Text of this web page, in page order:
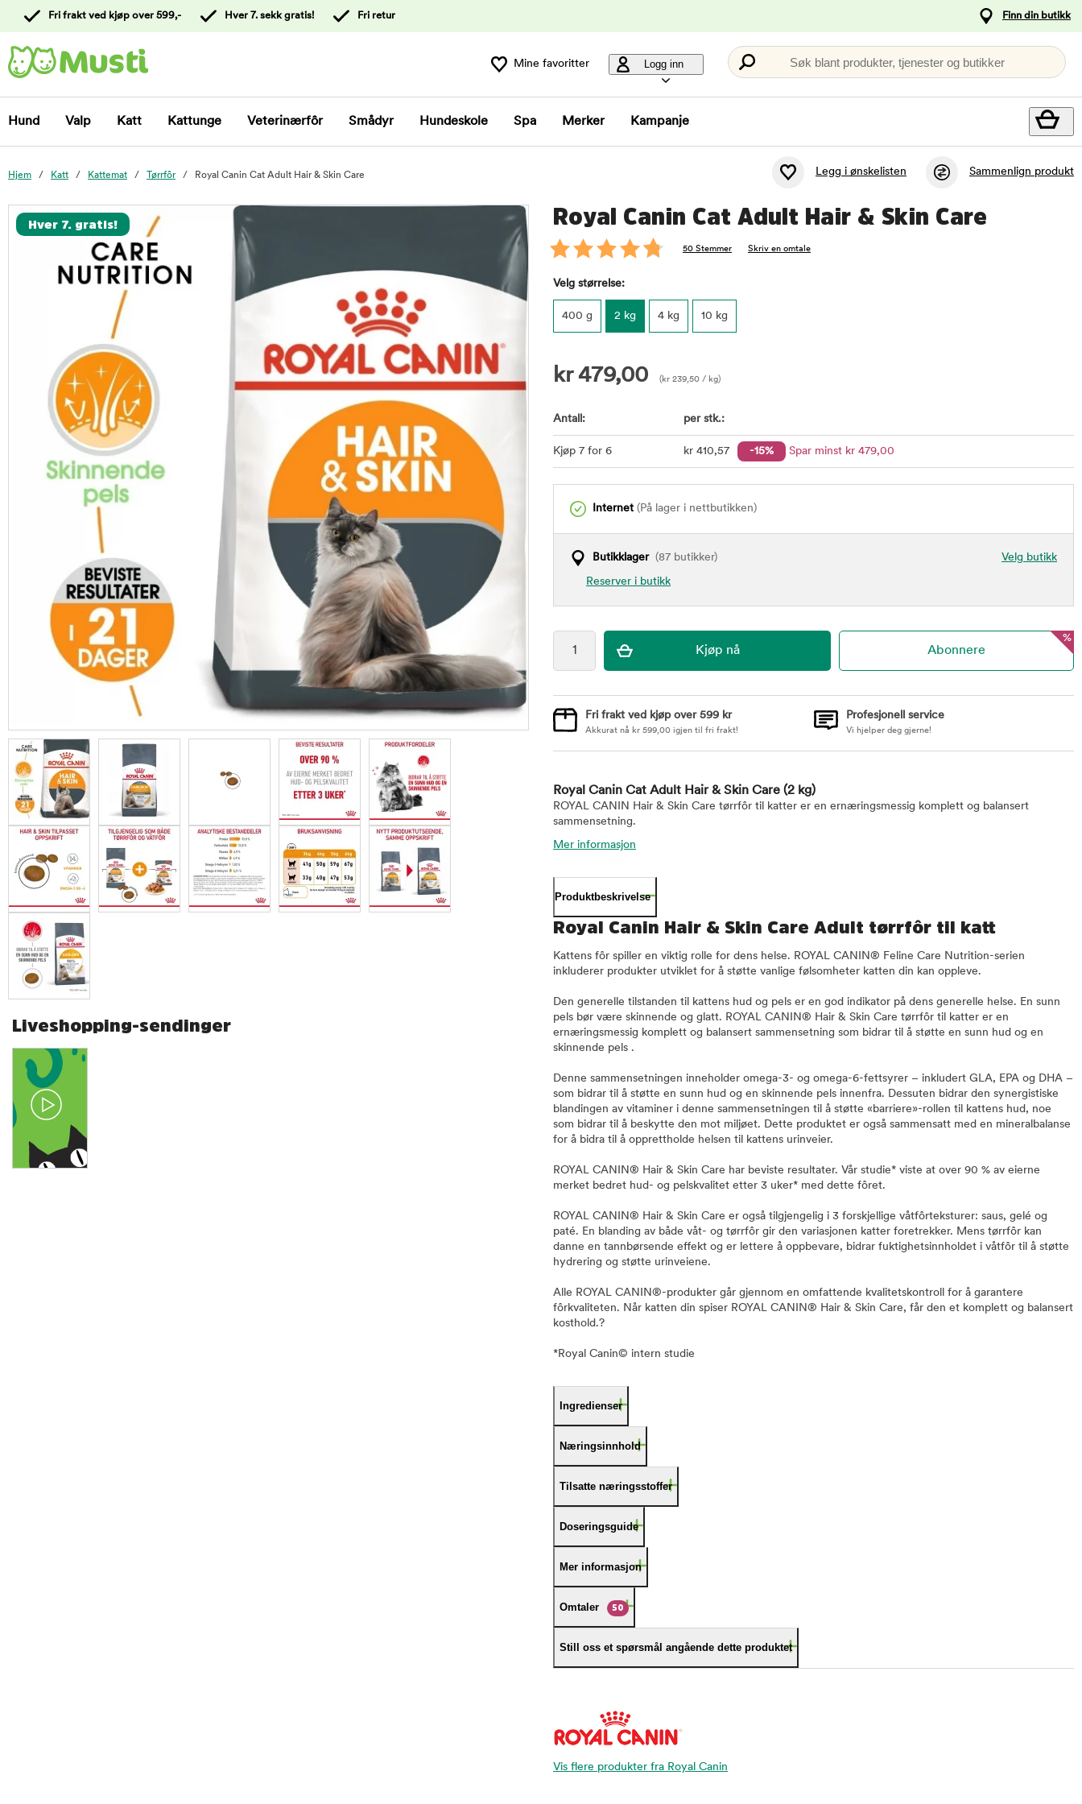
kundeservice
Fri frakt ved kjøp over 599,- Hver 7. sekk gratis! Fri retur Finn din butikk
Mine favoritter Logg inn Søk blant produkter, tjenester og butikker
Hund Valp Katt Kattunge Veterinærfôr Smådyr Hundeskole Spa Merker Kampanje
Hjem Katt Kattemat Tørrfôr Royal Canin Cat Adult Hair & Skin Care Legg i ønskelisten Sammenlign produkt
Royal Canin Cat Adult Hair & Skin Care
50 Stemmer Skriv en omtale
Hver 7. gratis!
Liveshopping-sendinger
Velg størrelse:
400 g 2 kg 4 kg 10 kg
kr 479,00 ( kr 239,50 / kg)
Antall: per stk.:
Kjøp 7 for 6 kr 410,57 -15% Spar minst kr 479,00
Internet (På lager i nettbutikken)
Velg butikk
Butikklager(87 butikker)
Reserver i butikk
foo
%
Fri frakt ved kjøp over 599 kr
Akkurat nå kr 599,00 igjen til fri frakt!
Profesjonell service
Vi hjelper deg gjerne!
Royal Canin Cat Adult Hair & Skin Care (2 kg)
ROYAL CANIN Hair & Skin Care tørrfôr til katter er en ernæringsmessig komplett og balansert
sammensetning.
Mer informasjon
Produktbeskrivelse
Royal Canin Hair & Skin Care Adult tørrfôr til katt
Kattens fôr spiller en viktig rolle for dens helse. ROYAL CANIN® Feline Care Nutrition-serien
inkluderer produkter utviklet for å støtte vanlige følsomheter katten din kan oppleve.
Den generelle tilstanden til kattens hud og pels er en god indikator på dens generelle helse. En sunn
pels bør være skinnende og glatt. ROYAL CANIN® Hair & Skin Care tørrfôr til katter er en
ernæringsmessig komplett og balansert sammensetning som bidrar til å støtte en sunn hud og en
skinnende pels .
Denne sammensetningen inneholder omega-3- og omega-6-fettsyrer – inkludert GLA, EPA og DHA –
som bidrar til å støtte en sunn hud og en skinnende pels innenfra. Dessuten bidrar den synergistiske
blandingen av vitaminer i denne sammensetningen til å støtte «barriere»-rollen til kattens hud, noe
som bidrar til å beskytte den mot miljøet. Dette produktet er også sammensatt med en mineralbalanse
for å bidra til å opprettholde helsen til kattens urinveier.
ROYAL CANIN® Hair & Skin Care har beviste resultater. Vår studie* viste at over 90 % av eierne
merket bedret hud- og pelskvalitet etter 3 uker* med dette fôret.
ROYAL CANIN® Hair & Skin Care er også tilgjengelig i 3 forskjellige våtfôrteksturer: saus, gelé og
paté. En blanding av både våt- og tørrfôr gir den variasjonen katter foretrekker. Mens tørrfôr kan
danne en tannbørsende effekt og er lettere å oppbevare, bidrar fuktighetsinnholdet i våtfôr til å støtte
hydrering og støtte urinveiene.
Alle ROYAL CANIN®-produkter går gjennom en omfattende kvalitetskontroll for å garantere
fôrkvaliteten. Når katten din spiser ROYAL CANIN® Hair & Skin Care, får den et komplett og balansert
kosthold.?
*Royal Canin© intern studie
Ingredienser
Næringsinnhold
Tilsatte næringsstoffer
Doseringsguide
Mer informasjon
Omtaler 50
Still oss et spørsmål angående dette produktet
Vis flere produkter fra Royal Canin